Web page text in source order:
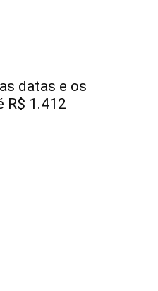
datas e os
R$ 1.412